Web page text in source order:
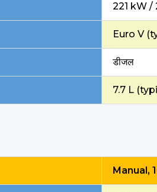
221 kW /
Euro V
डीजल
7.7 L
Manual,